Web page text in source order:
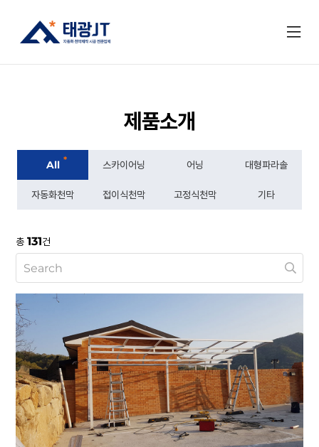
제품소개
All * 스카이어닝 어닝 대형파라솔
자동화천막 접이식천막 고정식천막 기타
총131건